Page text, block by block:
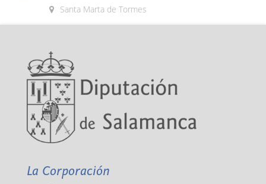
Santa Marta de Tormes
La Corporación